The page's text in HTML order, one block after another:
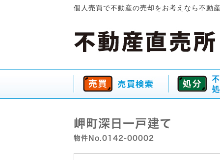
個人売買で不動産の売却をお考えなら不動
岬町深日一戸建て
物件No.0142-00002